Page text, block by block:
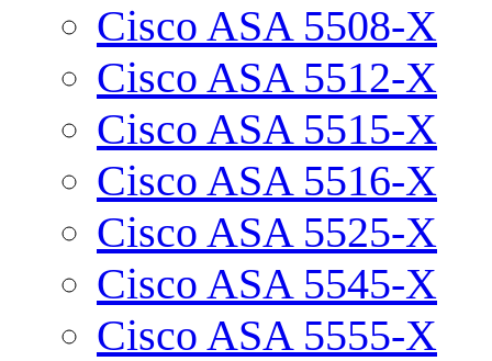
Cisco ASA 5508-X
Cisco ASA 5512-X
Cisco ASA 5515-X
Cisco ASA 5516-X
Cisco ASA 5525-X
Cisco ASA 5545-X
Cisco ASA 5555-X